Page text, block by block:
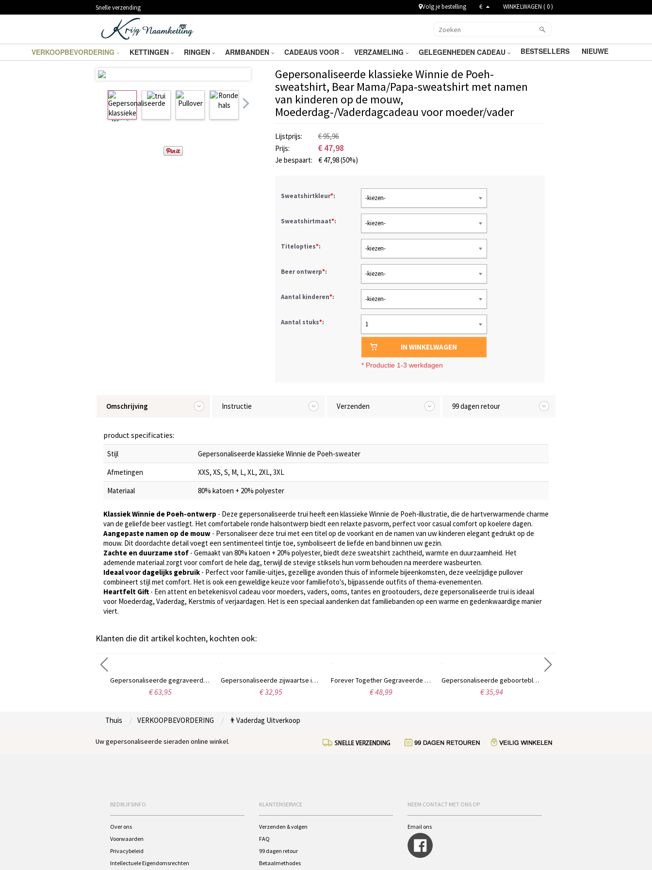
Snelle verzending Volg je bestelling € WINKELWAGEN (0)
VERKOOPBEVORDERING KETTINGEN RINGEN ARMBANDEN CADEAUS VOOR VERZAMELING GELEGENHEDEN CADEAU BESTSELLERS NIEUWE
Gepersonaliseerde klassieke Winnie de Poeh-
sweatshirt, Bear Mama/Papa-sweatshirt met namen
van kinderen op de mouw,
Moederdag-/Vaderdagcadeau voor moeder/vader
Lijstprijs:
€ 95,96
Prijs:
€ 47,98
Je bespaart: € 47,98(50%)
Sweatshirtkleur*: -kiezen-
Sweatshirtmaat*: -kiezen-
Titelopties*: -kiezen-
Beer ontwerp*: -kiezen-
Aantal kinderen*: -kiezen-
Aantal stuks*: 1
IN WINKELWAGEN
* Productie 1-3 werkdagen
Omschrijving Instructie Verzenden 99 dagen retour
product specificaties:
Stijl
Gepersonaliseerde klassieke Winnie de Poeh-sweater
Afmetingen
XXS, XS, S, M, L, XL, 2XL, 3XL
Materiaal
80% katoen + 20% polyester
Klassiek Winnie de Poeh-ontwerp - Deze gepersonaliseerde trui heeft een klassieke Winnie de Poeh-illustratie, die de hartverwarmende charme
van de geliefde beer vastlegt. Het comfortabele ronde halsontwerp biedt een relaxte pasvorm, perfect voor casual comfort op koelere dagen.
Aangepaste namen op de mouw - Personaliseer deze trui met een titel op de voorkant en de namen van uw kinderen elegant gedrukt op de
mouw. Dit doordachte detail voegt een sentimenteel tintje toe, symboliseert de liefde en band binnen uw gezin.
Zachte en duurzame stof - Gemaakt van 80% katoen + 20% polyester, biedt deze sweatshirt zachtheid, warmte en duurzaamheid. Het
ademende materiaal zorgt voor comfort de hele dag, terwijl de stevige stiksels hun vorm behouden na meerdere wasbeurten.
Ideaal voor dagelijks gebruik - Perfect voor familie-uitjes, gezellige avonden thuis of informele bijeenkomsten, deze veelzijdige pullover
combineert stijl met comfort. Het is ook een geweldige keuze voor familiefoto's, bijpassende outfits of thema-evenementen.
Heartfelt Gift - Een attent en betekenisvol cadeau voor moeders, vaders, ooms, tantes en grootouders, deze gepersonaliseerde trui is ideaal
voor Moederdag, Vaderdag, Kerstmis of verjaardagen. Het is een speciaal aandenken dat familiebanden op een warme en gedenkwaardige manier
viert.
Klanten die dit artikel kochten, kochten ook:
Gepersonaliseerde gegraveerde fotoketting in hartvorm met naam, Moederdag-/verjaardags-/jubileumcadeau voor haar/familie/vrienden
€ 63,95
Gepersonaliseerde zijwaartse initialenketting, Moederdagcadeaus, voor moeder, voor haar
€ 32,95
Forever Together Gegraveerde Birthstone Heart Ring voor haar
€ 48,99
Gepersonaliseerde geboortebloem ring met gravure
€ 35,94
Thuis VERKOOPBEVORDERING 👨Vaderdag Uitverkoop
Uw gepersonaliseerde sieraden online winkel.
BEDRIJFSINFO
Over ons
Voorwaarden
Privacybeleid
Intellectuele Eigendomsrechten
KLANTENSERVICE
Verzenden & volgen
FAQ
99 dagen retour
Betaalmethodes
NEEM CONTACT MET ONS OP
Email ons